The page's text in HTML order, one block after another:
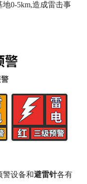
0-5km,造成雷击事
设备和避雷针各有